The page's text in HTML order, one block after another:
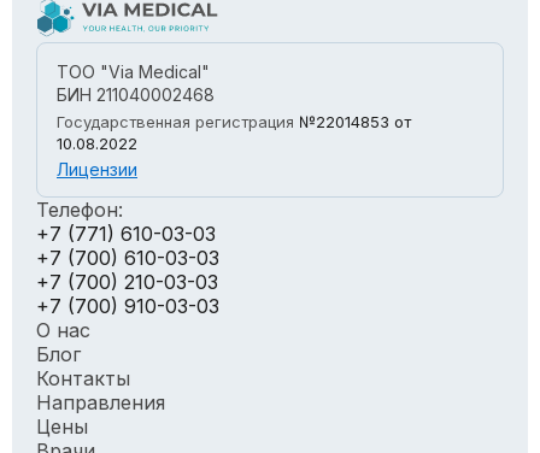
ТОО "Via Medical"
БИН 211040002468
Государственная регистрация №22014853 от
10.08.2022
Лицензии
Телефон:
+7 (771) 610-03-03
+7 (700) 610-03-03
+7 (700) 210-03-03
+7 (700) 910-03-03
О нас
Блог
Контакты
Направления
Цены